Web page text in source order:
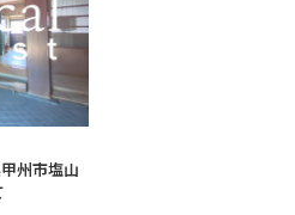
州市塩山